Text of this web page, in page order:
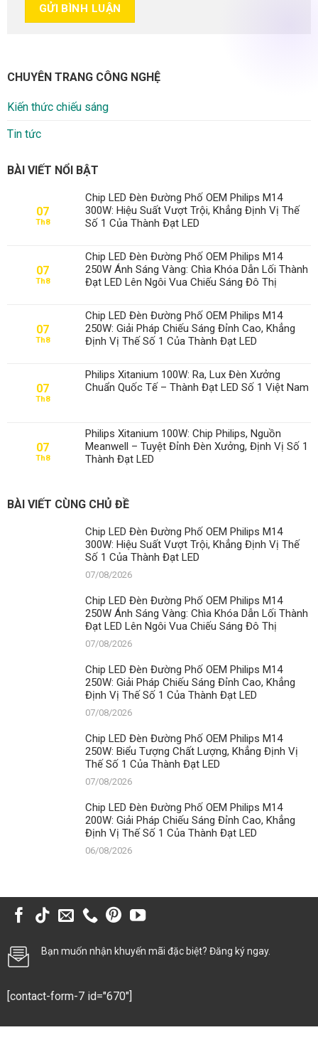
CHUYÊN TRANG CÔNG NGHỆ
Kiến thức chiếu sáng
Tin tức
BÀI VIẾT NỔI BẬT
07
Th8
Chip LED Đèn Đường Phố OEM Philips M14
300W: Hiệu Suất Vượt Trội, Khẳng Định Vị Thế
Số 1 Của Thành Đạt LED
07
Th8
Chip LED Đèn Đường Phố OEM Philips M14
250W Ánh Sáng Vàng: Chìa Khóa Dẫn Lối Thành
Đạt LED Lên Ngôi Vua Chiếu Sáng Đô Thị
07
Th8
Chip LED Đèn Đường Phố OEM Philips M14
250W: Giải Pháp Chiếu Sáng Đỉnh Cao, Khẳng
Định Vị Thế Số 1 Của Thành Đạt LED
07
Th8
Philips Xitanium 100W: Ra, Lux Đèn Xưởng
Chuẩn Quốc Tế – Thành Đạt LED Số 1 Việt Nam
07
Th8
Philips Xitanium 100W: Chip Philips, Nguồn
Meanwell – Tuyệt Đỉnh Đèn Xưởng, Định Vị Số 1
Thành Đạt LED
BÀI VIẾT CÙNG CHỦ ĐỀ
Chip LED Đèn Đường Phố OEM Philips M14
300W: Hiệu Suất Vượt Trội, Khẳng Định Vị Thế
Số 1 Của Thành Đạt LED
07/08/2026
Chip LED Đèn Đường Phố OEM Philips M14
250W Ánh Sáng Vàng: Chìa Khóa Dẫn Lối Thành
Đạt LED Lên Ngôi Vua Chiếu Sáng Đô Thị
07/08/2026
Chip LED Đèn Đường Phố OEM Philips M14
250W: Giải Pháp Chiếu Sáng Đỉnh Cao, Khẳng
Định Vị Thế Số 1 Của Thành Đạt LED
07/08/2026
Chip LED Đèn Đường Phố OEM Philips M14
250W: Biểu Tượng Chất Lượng, Khẳng Định Vị
Thế Số 1 Của Thành Đạt LED
07/08/2026
Chip LED Đèn Đường Phố OEM Philips M14
200W: Giải Pháp Chiếu Sáng Đỉnh Cao, Khẳng
Định Vị Thế Số 1 Của Thành Đạt LED
06/08/2026
Bạn muốn nhận khuyến mãi đặc biệt? Đăng ký ngay.
[contact-form-7 id="670"]